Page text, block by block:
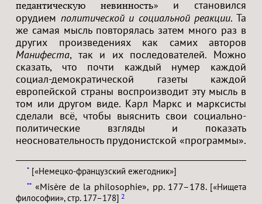
педантическую невинность»
и становился
орудием политической и социальной реакции. Та
же самая мысль повторялась затем много раз в
других произведениях как самих авторов
Манифеста, так и их последователей. Можно
сказать, что почти каждый нумер каждой
социал-демократической газеты каждой
европейской страны воспроизводит эту мысль в
том или другом виде. Карл Маркс и марксисты
сделали всё, чтобы выяснить свои социально-
политические взгляды и показать
неосновательность прудонистской «программы».
* [«Немецко-французский ежегодник»]
**«Misère de la philosophie», pp. 177–178. [«Нищета
философии», стр. 177–178] 2